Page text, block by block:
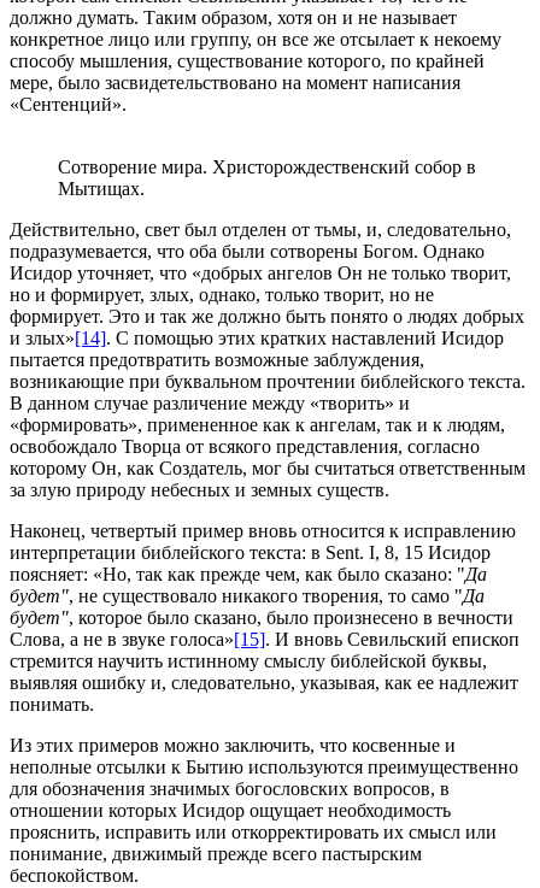
должно думать. Таким образом, хотя он и не называет
конкретное лицо или группу, он все же отсылает к некоему
способу мышления, существование которого, по крайней
мере, было засвидетельствовано на момент написания
«Сентенций».
Сотворение мира. Христорождественский собор в
Мытищах.
Действительно, свет был отделен от тьмы, и, следовательно,
подразумевается, что оба были сотворены Богом. Однако
Исидор уточняет, что «добрых ангелов Он не только творит,
но и формирует, злых, однако, только творит, но не
формирует. Это и так же должно быть понято о людях добрых
и злых»[14]. С помощью этих кратких наставлений Исидор
пытается предотвратить возможные заблуждения,
возникающие при буквальном прочтении библейского текста.
В данном случае различение между «творить» и
«формировать», примененное как к ангелам, так и к людям,
освобождало Творца от всякого представления, согласно
которому Он, как Создатель, мог бы считаться ответственным
за злую природу небесных и земных существ.
Наконец, четвертый пример вновь относится к исправлению
интерпретации библейского текста: в Sent. I, 8, 15 Исидор
поясняет: «Но, так как прежде чем, как было сказано: "Да
будет", не существовало никакого творения, то само "Да
будет", которое было сказано, было произнесено в вечности
Слова, а не в звуке голоса»[15]. И вновь Севильский епископ
стремится научить истинному смыслу библейской буквы,
выявляя ошибку и, следовательно, указывая, как ее надлежит
понимать.
Из этих примеров можно заключить, что косвенные и
неполные отсылки к Бытию используются преимущественно
для обозначения значимых богословских вопросов, в
отношении которых Исидор ощущает необходимость
прояснить, исправить или откорректировать их смысл или
понимание, движимый прежде всего пастырским
беспокойством.